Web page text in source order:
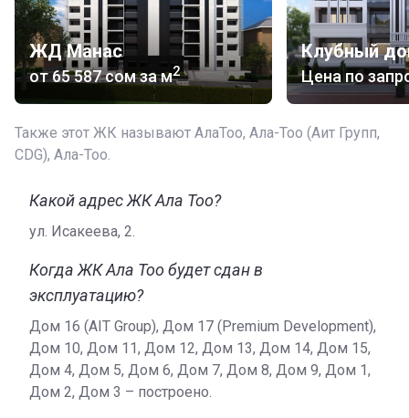
ЖД Манас
от‍65 587 сомза м2 Цена по
Также этот ЖК называют АлаТоо, Ала-Тоо (Аит Групп,
CDG), Ала-Тоо.
Какой адрес ЖК Ала Тоо?
ул. Исакеева, 2.
Когда ЖК Ала Тоо будет сдан в
эксплуатацию?
Дом 16 (AIT Group), Дом 17 (Premium Development),
Дом 10, Дом 11, Дом 12, Дом 13, Дом 14, Дом 15,
Дом 4, Дом 5, Дом 6, Дом 7, Дом 8, Дом 9, Дом 1,
Дом 2, Дом 3 – построено.